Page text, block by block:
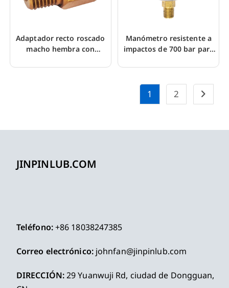
Adaptador recto roscado
macho hembra con
Manómetro resistente a
impactos de 700 bar para
1 2
JINPINLUB.COM
Teléfono:+86 18038247385
Correo electrónico: johnfan@jinpinlub.com
DIRECCIÓN:29 Yuanwuji Rd, ciudad de Dongguan,